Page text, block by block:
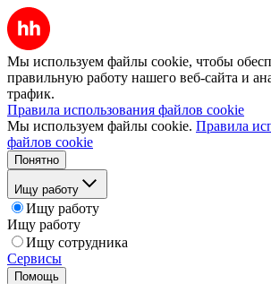
Мы используем файлы cookie, чтобы
правильную работу нашего веб-сайта и
трафик.
Правила использования файлов cookie
Мы используем файлы cookie. Правила
файлов cookie
Понятно
Ищу работу
Ищу работу
Ищу работу
Ищу сотрудника
Сервисы
Помощь